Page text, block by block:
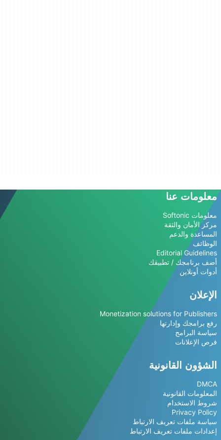
معلومات عنا
معلومات Softonic
مركز الأمان والثقة
المساعدة والدعم
الوظائف
Editorial Guidelines
أضف برنامجك / تطبيقك
أدوات أونلاين
الإعلان
Monetization solutions for Publishers
رفع برامجك وإدارتها
سياسة البرامج
فرص الإعلانات
الشؤون القانونية
DMCA
المعلومات القانونية
شروط الاستخدام
Privacy Policy
سياسة ملفات تعريف الارتباط
إعدادات ملفات تعريف الارتباط